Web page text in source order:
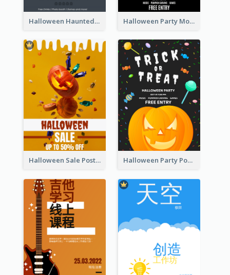
Halloween Haunted House Party Poster Halloween Party Moon Photo Poster
Halloween Sale Poster Halloween Party Poster